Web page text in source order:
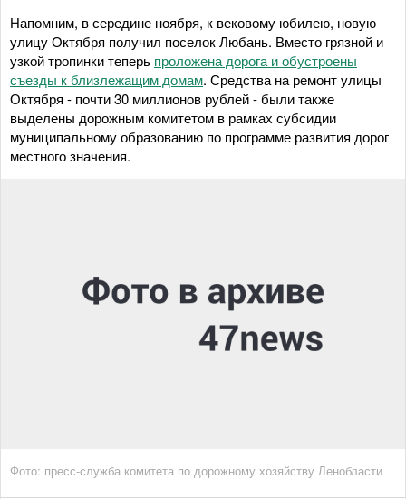
Напомним, в середине ноября, к вековому юбилею, новую
улицу Октября получил поселок Любань. Вместо грязной и
узкой тропинки теперь проложена дорога и обустроены
съезды к близлежащим домам. Средства на ремонт улицы
Октября - почти 30 миллионов рублей - были также
выделены дорожным комитетом в рамках субсидии
муниципальному образованию по программе развития дорог
местного значения.
Фото: пресс-служба комитета по дорожному хозяйству Ленобласти